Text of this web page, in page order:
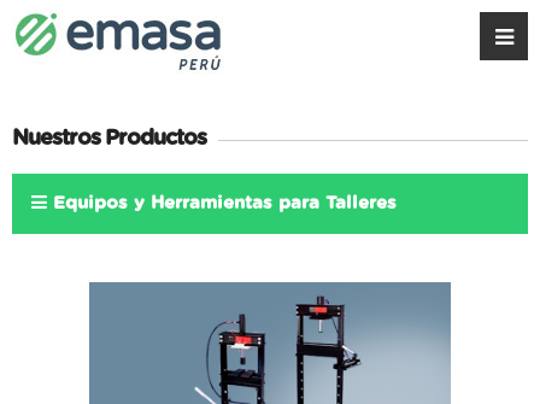
Nuestros Productos
Equipos y Herramientas para Talleres